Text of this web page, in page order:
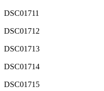
DSC01711
DSC01712
DSC01713
DSC01714
DSC01715